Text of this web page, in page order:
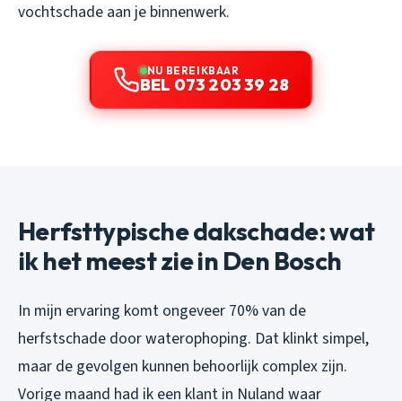
vochtschade aan je binnenwerk.
NU BEREIKBAAR
BEL 073 203 39 28
Herfsttypische dakschade: wat
ik het meest zie in Den Bosch
In mijn ervaring komt ongeveer 70% van de
herfstschade door waterophoping. Dat klinkt simpel,
maar de gevolgen kunnen behoorlijk complex zijn.
Vorige maand had ik een klant in Nuland waar